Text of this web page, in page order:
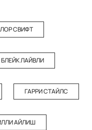
СВИФТ
БЛЕЙК ЛАЙВЛИ
ГАРРИ СТАЙЛС
АЙЛИШ